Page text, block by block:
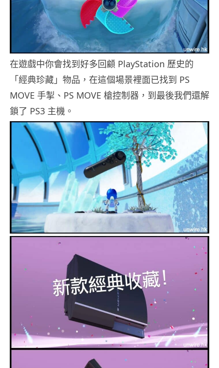
在遊戲中你會找到好多回顧 PlayStation 歷史的
「經典珍藏」物品，在這個場景裡面已找到 PS
MOVE 手掣、PS MOVE 槍控制器，到最後我們還解
鎖了 PS3 主機。